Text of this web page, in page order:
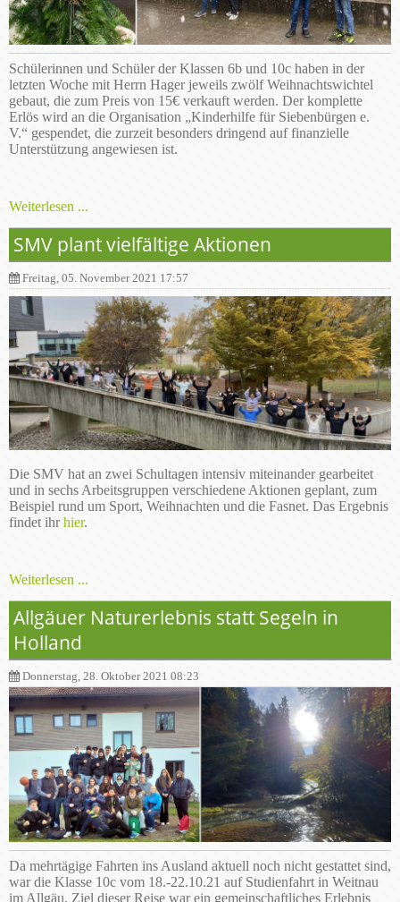
Schülerinnen und Schüler der Klassen 6b und 10c haben in der
letzten Woche mit Herrn Hager jeweils zwölf Weihnachtswichtel
gebaut, die zum Preis von 15€ verkauft werden. Der komplette
Erlös wird an die Organisation „Kinderhilfe für Siebenbürgen e.
V.“ gespendet, die zurzeit besonders dringend auf finanzielle
Unterstützung angewiesen ist.
Weiterlesen ...
SMV plant vielfältige Aktionen
Freitag, 05. November 2021 17:57
Die SMV hat an zwei Schultagen intensiv miteinander gearbeitet
und in sechs Arbeitsgruppen verschiedene Aktionen geplant, zum
Beispiel rund um Sport, Weihnachten und die Fasnet. Das Ergebnis
findet ihrhier.
Weiterlesen ...
Allgäuer Naturerlebnis statt Segeln in
Holland
Donnerstag, 28. Oktober 2021 08:23
Da mehrtägige Fahrten ins Ausland aktuell noch nicht gestattet sind,
war die Klasse 10c vom 18.-22.10.21 auf Studienfahrt in Weitnau
im Allgäu. Ziel dieser Reise war ein gemeinschaftliches Erlebnis